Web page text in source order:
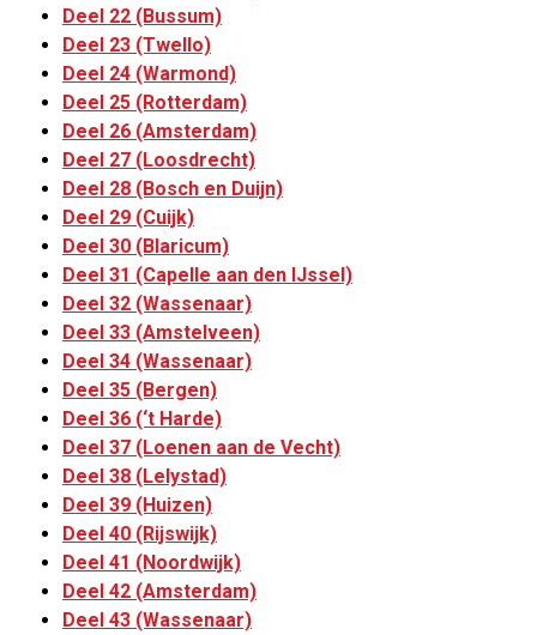
Deel 22 (Bussum)
Deel 23 (Twello)
Deel 24 (Warmond)
Deel 25 (Rotterdam)
Deel 26 (Amsterdam)
Deel 27 (Loosdrecht)
Deel 28 (Bosch en Duijn)
Deel 29 (Cuijk)
Deel 30 (Blaricum)
Deel 31 (Capelle aan den IJssel)
Deel 32 (Wassenaar)
Deel 33 (Amstelveen)
Deel 34 (Wassenaar)
Deel 35 (Bergen)
Deel 36 (‘t Harde)
Deel 37 (Loenen aan de Vecht)
Deel 38 (Lelystad)
Deel 39 (Huizen)
Deel 40 (Rijswijk)
Deel 41 (Noordwijk)
Deel 42 (Amsterdam)
Deel 43 (Wassenaar)